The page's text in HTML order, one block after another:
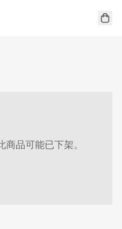
品可能已下架。